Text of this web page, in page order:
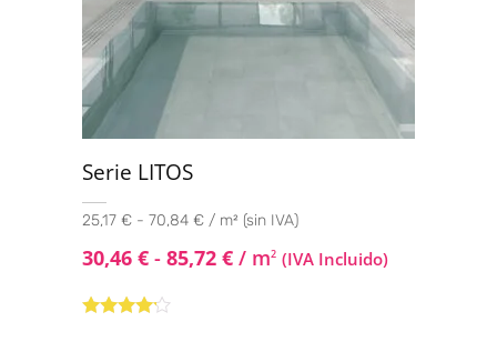
Serie LITOS
25,17 € - 70,84 € / m² (sin IVA)
30,46 € - 85,72 € / m2 (IVA Incluido)